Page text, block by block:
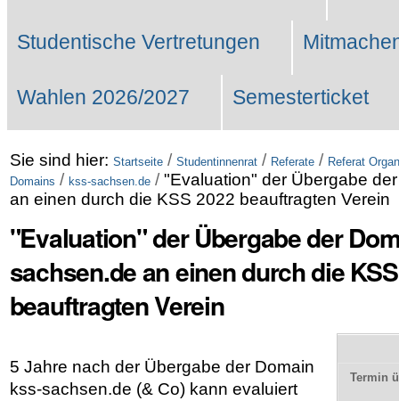
Studentische Vertretungen
Wahlen 2026/2027 Semesterticket
Sie sind hier: Startseite / Studentinnenrat / Referate / Referat
Domains / kss-sachsen.de / "Evaluation" der Übergabe
an einen durch die KSS 2022 beauftragten Verein
"Evaluation" der Übergabe der
sachsen.de an einen durch die
beauftragten Verein
Termin
5 Jahre nach der Übergabe der Domain
kss-sachsen.de (& Co) kann evaluiert